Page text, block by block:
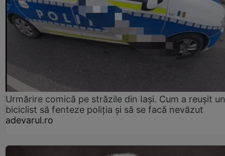
Urmărire comică pe străzile din Iași. Cum a reușit un
biciclist să fenteze poliția și să se facă nevăzut
adevarul.ro